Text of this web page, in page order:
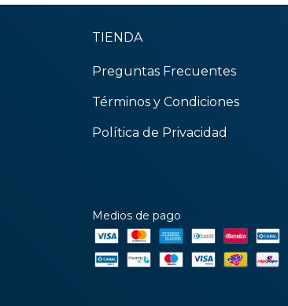
TIENDA
Preguntas Frecuentes
Términos y Condiciones
Política de Privacidad
Medios de pago